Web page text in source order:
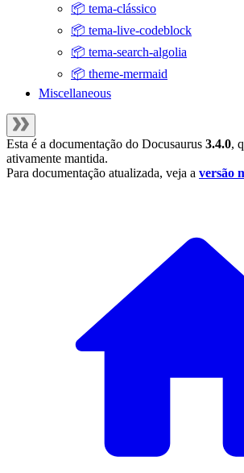
📦 tema-clássico
📦 tema-live-codeblock
📦 tema-search-algolia
📦 theme-mermaid
Miscellaneous
Esta é a documentação do Docusaurus 3.4.0,
ativamente mantida.
Para documentação atualizada, veja a versão